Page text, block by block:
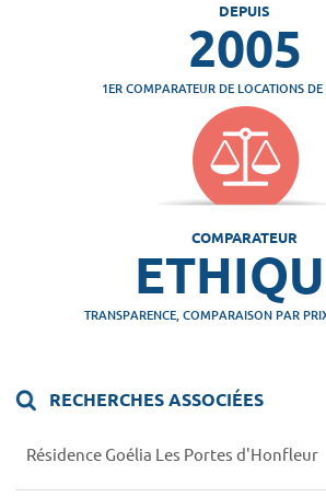
DEPUIS
2005
1ER COMPARATEUR DE LOCATIONS
COMPARATEUR
TRANSPARENCE, COMPARAISON PAR
RECHERCHES ASSOCIÉES
Résidence Goélia Les Portes d'Honfleur